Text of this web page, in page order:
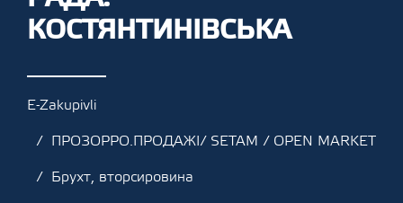
КОСТЯНТИНІВСЬКА
E-Zakupivli
ПРОЗОРРО.ПРОДАЖІ/ SETAM / OPEN MARKET
Брухт, вторсировина